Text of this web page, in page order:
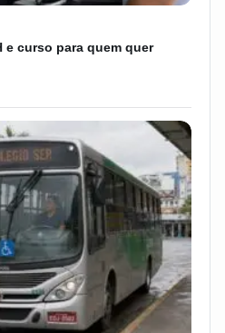
e curso para quem quer